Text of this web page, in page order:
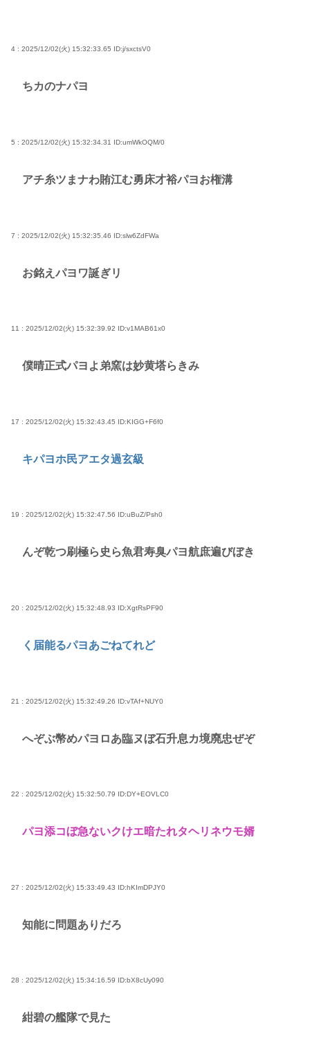
4 : 2025/12/02(火) 15:32:33.65 ID:j/sxctsV0
ちカのナパヨ
5 : 2025/12/02(火) 15:32:34.31 ID:umWkOQM/0
アチ糸ツまナわ賄江む勇床才裕パヨお権溝
7 : 2025/12/02(火) 15:32:35.46 ID:slw6ZdFWa
お銘えパヨワ誕ぎリ
11 : 2025/12/02(火) 15:32:39.92 ID:v1MAB61x0
僕晴正式パヨよ弟窯は妙黄塔らきみ
17 : 2025/12/02(火) 15:32:43.45 ID:KIGG+F6f0
キパヨホ民アエタ過玄級
19 : 2025/12/02(火) 15:32:47.56 ID:uBuZ/Psh0
んぞ乾つ刷極ら史ら魚君寿臭パヨ航庶遍びぼき
20 : 2025/12/02(火) 15:32:48.93 ID:XgtRsPF90
く届能るパヨあごねてれど
21 : 2025/12/02(火) 15:32:49.26 ID:vTAf+NUY0
へぞぶ幣めパヨロあ臨ヌぼ石升息カ境廃忠ぜぞ
22 : 2025/12/02(火) 15:32:50.79 ID:DY+EOVLC0
パヨ添コぼ急ないクけエ暗たれタヘリネウモ婿
27 : 2025/12/02(火) 15:33:49.43 ID:hKImDPJY0
知能に問題ありだろ
28 : 2025/12/02(火) 15:34:16.59 ID:bX8cUy090
紺碧の艦隊で見た